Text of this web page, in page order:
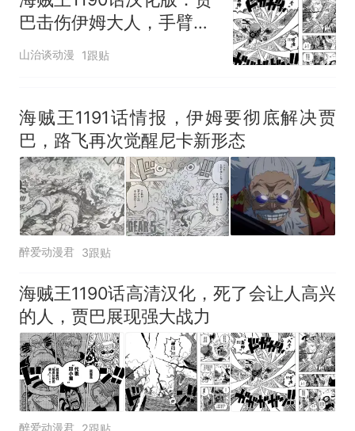
巴击伤伊姆大人，手臂被
砍掉了一根
山治谈动漫 1跟贴
海贼王1191话情报，伊姆要彻底解决贾
巴，路飞再次觉醒尼卡新形态
醉爱动漫君 3跟贴
海贼王1190话高清汉化，死了会让人高兴
的人，贾巴展现强大战力
醉爱动漫君 2跟贴